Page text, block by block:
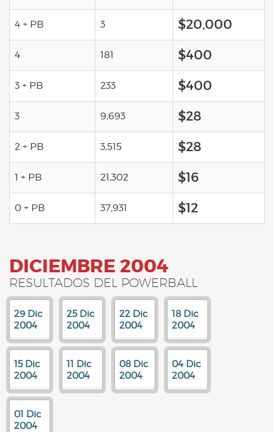
4 + PB 3 $20,000
4 181 $400
3 + PB 233 $400
3 9,693 $28
2 + PB 3,515 $28
1 + PB 21,302 $16
0 + PB 37,931 $12
DICIEMBRE 2004
RESULTADOS DEL POWERBALL
29 Dic
2004
25 Dic
2004
22 Dic
2004
18 Dic
2004
15 Dic
2004
11 Dic
2004
08 Dic
2004
04 Dic
2004
01 Dic
2004